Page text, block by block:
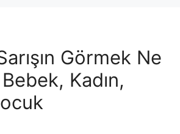
Görmek Ne
Kadın,